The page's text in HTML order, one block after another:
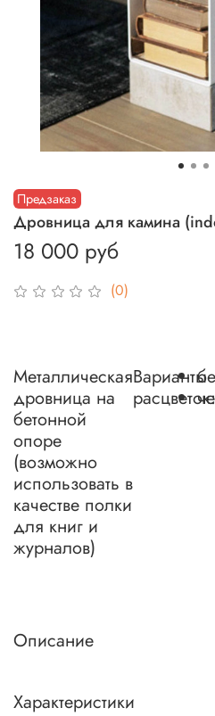
Предзаказ
(0)
Дровница для камина
18 000 руб
Металлическая
дровница на
бетонной
опоре
(возможно
использовать в
качестве полки
для книг и
журналов)
Варианты
Описание
Характеристики